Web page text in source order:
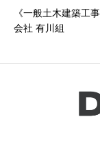
《一般土木建築工
会社 有川組